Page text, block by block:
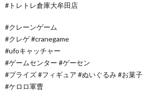
#トレトレ倉庫大牟田店
#クレーンゲーム
#クレゲ #cranegame
#ufoキャッチャー
#ゲームセンター #ゲーセン
#プライズ #フィギュア #ぬいぐるみ #お菓子
#ケロロ軍曹